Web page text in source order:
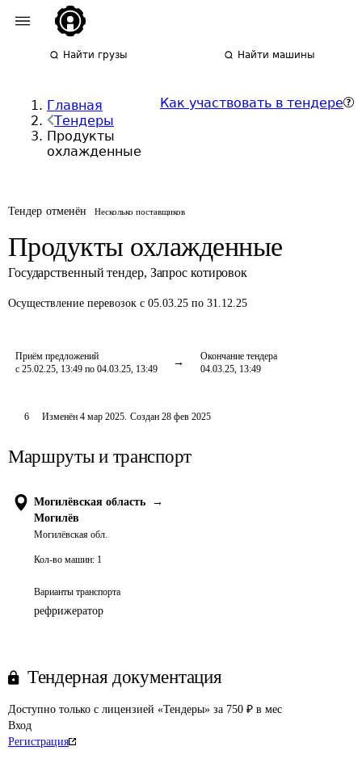
Найти грузы Найти машины
Главная
Тендеры
Продукты
охлажденные
Как участвовать в тендере
Тендер отменён Несколько поставщиков
Продукты охлажденные
Государственный тендер, Запрос котировок
Осуществление перевозок с 05.03.25 по 31.12.25
Приём предложений
с 25.02.25, 13:49 по 04.03.25, 13:49
Окончание тендера
04.03.25, 13:49
6 Изменён 4 мар 2025. Создан 28 фев 2025
Маршруты и транспорт
Могилёвская область
→
Могилёв
Могилёвская обл.
Кол-во машин: 1
Варианты транспорта
рефрижератор
Тендерная документация
Доступно только с лицензией «Тендеры» за 750 ₽ в мес
Вход
Регистрация